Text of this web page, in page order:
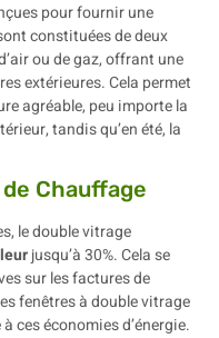
pour fournir une
constituées de deux
ou de gaz, offrant une
extérieures. Cela permet
agréable, peu importe la
tandis qu’en été, la
Chauffage
le double vitrage
jusqu’à 30%. Cela se
sur les factures de
fenêtres à double vitrage
ces économies d’énergie.